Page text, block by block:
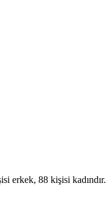
erkek, 88 kişisi kadındır.